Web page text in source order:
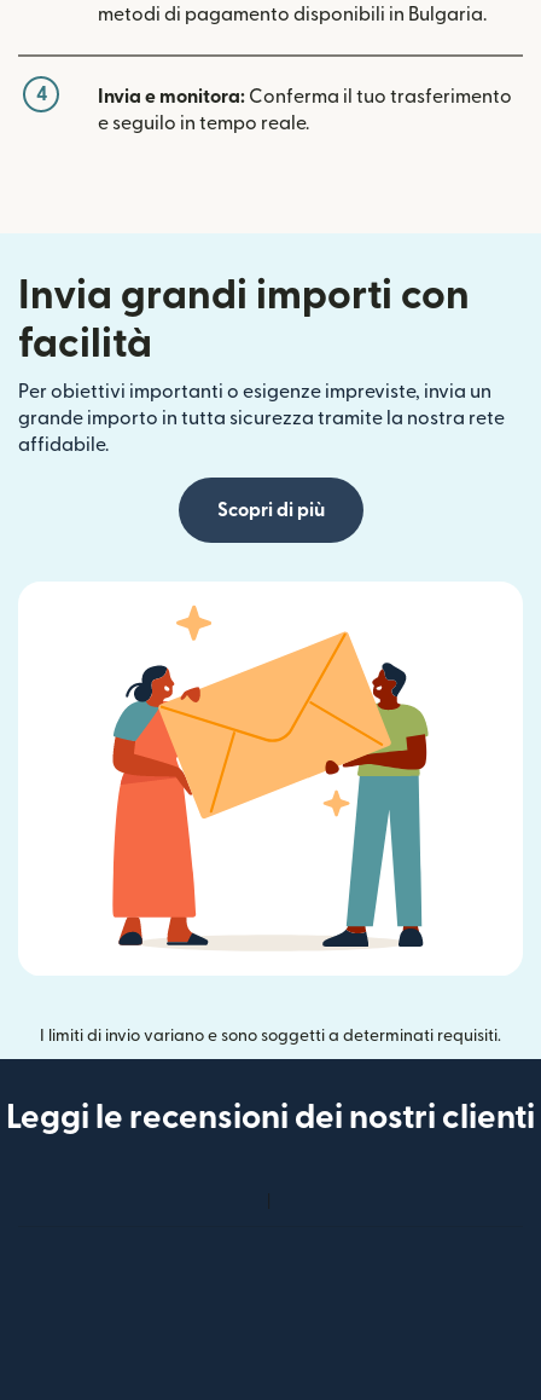
metodi di pagamento disponibili in Bulgaria.
4 Invia e monitora: Conferma il tuo trasferimento
e seguilo in tempo reale.
Invia grandi importi con
facilità
Per obiettivi importanti o esigenze impreviste, invia un
grande importo in tutta sicurezza tramite la nostra rete
affidabile.
Scopri di più
I limiti di invio variano e sono soggetti a determinati requisiti.
Leggi le recensioni dei nostri clienti